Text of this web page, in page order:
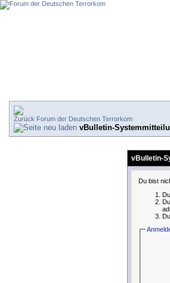
Forum der Deutschen Terrorkom
vBulletin-
vBulletin-
Du bist